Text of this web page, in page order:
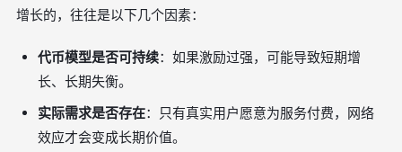
增长的，往往是以下几个因素：
代币模型是否可持续：如果激励过强，可能导致短期增
长、长期失衡。
实际需求是否存在：只有真实用户愿意为服务付费，网络
效应才会变成长期价值。